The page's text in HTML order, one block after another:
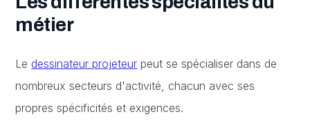
métier
Le dessinateur projeteur peut se spécialiser dans de
nombreux secteurs d'activité, chacun avec ses
propres spécificités et exigences.